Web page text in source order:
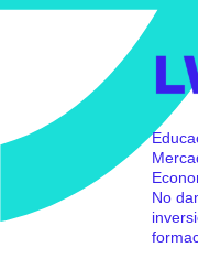
No